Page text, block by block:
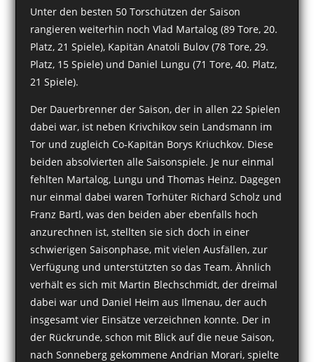
Unter den besten 50 Torschützen der Saison
rangieren weiterhin noch Vlad Martalog (89 Tore, 20.
Platz, 21 Spiele), Kapitän Anatoli Bulov (78 Tore, 29.
Platz, 15 Spiele) und Daniel Lungu (71 Tore, 40. Platz,
21 Spiele).
Der Dauerbrenner der Saison, der in allen 22 Spielen
dabei war, ist neben Krivchikov sein Landsmann im
Tor und zugleich Co-Kapitän Borys Kriuchkov. Diese
beiden absolvierten alle Saisonspiele. Je nur einmal
fehlten Martalog, Lungu und Thomas Heinz. Dagegen
nur einmal dabei waren Torhüter Richard Scholz und
Franz Bartl, was den beiden aber ebenfalls hoch
anzurechnen ist, stellten sie sich doch in einer
schwierigen Saisonphase, mit vielen Ausfällen, zur
Verfügung und unterstützten so das Team. Ähnlich
verhält es sich mit Martin Blechschmidt, der dreimal
dabei war und Daniel Heim aus Ilmenau, der auch
insgesamt vier Einsätze verzeichnen konnte. Der in
der Rückrunde, schon mit Blick auf die neue Saison,
nach Sonneberg gekommene Andrian Morari, spielte